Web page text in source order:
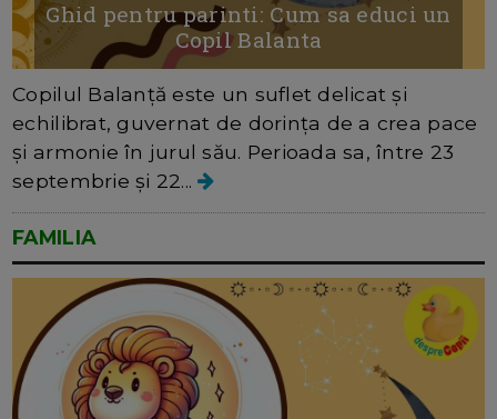
Ghid pentru parinti: Cum sa educi un
Copil Balanta
Copilul Balanță este un suflet delicat și
echilibrat, guvernat de dorința de a crea pace
și armonie în jurul său. Perioada sa, între 23
septembrie și 22...
FAMILIA